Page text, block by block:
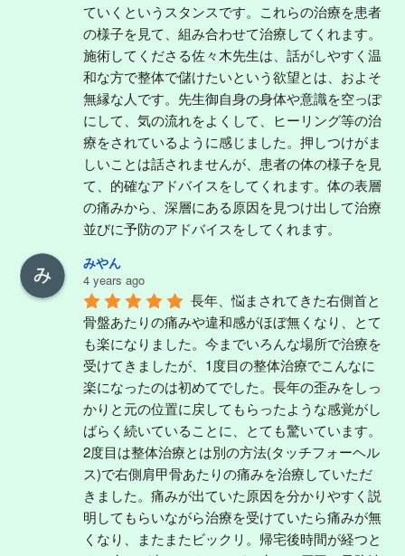
ていくというスタンスです。これらの治療を患者
の様子を見て、組み合わせて治療してくれます。
施術してくださる佐々木先生は、話がしやすく温
和な方で整体で儲けたいという欲望とは、およそ
無縁な人です。先生御自身の身体や意識を空っぽ
にして、気の流れをよくして、ヒーリング等の治
療をされているように感じました。押しつけがま
しいことは話されませんが、患者の体の様子を見
て、的確なアドバイスをしてくれます。体の表層
の痛みから、深層にある原因を見つけ出して治療
並びに予防のアドバイスをしてくれます。
みやん
4 years ago
長年、悩まされてきた右側首と
骨盤あたりの痛みや違和感がほぼ無くなり、とて
も楽になりました。今までいろんな場所で治療を
受けてきましたが、1度目の整体治療でこんなに
楽になったのは初めてでした。長年の歪みをしっ
かりと元の位置に戻してもらったような感覚がし
ばらく続いていることに、とても驚いています。
2度目は整体治療とは別の方法(タッチフォーヘル
ス)で右側肩甲骨あたりの痛みを治療していただ
きました。痛みが出ていた原因を分かりやすく説
明してもらいながら治療を受けていたら痛みが無
くなり、またまたビックリ。帰宅後時間が経つと